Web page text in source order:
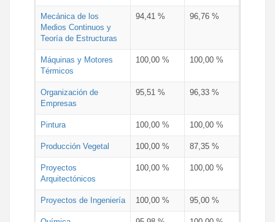
Mecánica de los
Medios Continuos y
Teoría de Estructuras
94,41 % 96,76 %
Máquinas y Motores
Térmicos
100,00 % 100,00 %
Organización de
Empresas
95,51 % 96,33 %
Pintura 100,00 % 100,00 %
Producción Vegetal 100,00 % 87,35 %
Proyectos
Arquitectónicos
100,00 % 100,00 %
Proyectos de Ingeniería 100,00 % 95,00 %